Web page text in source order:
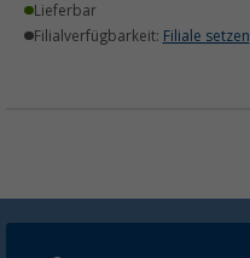
Lieferbar
Filialverfügbarkeit: Filiale setzen